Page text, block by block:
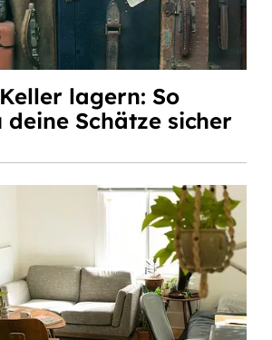
lagern: So
Schätze sicher